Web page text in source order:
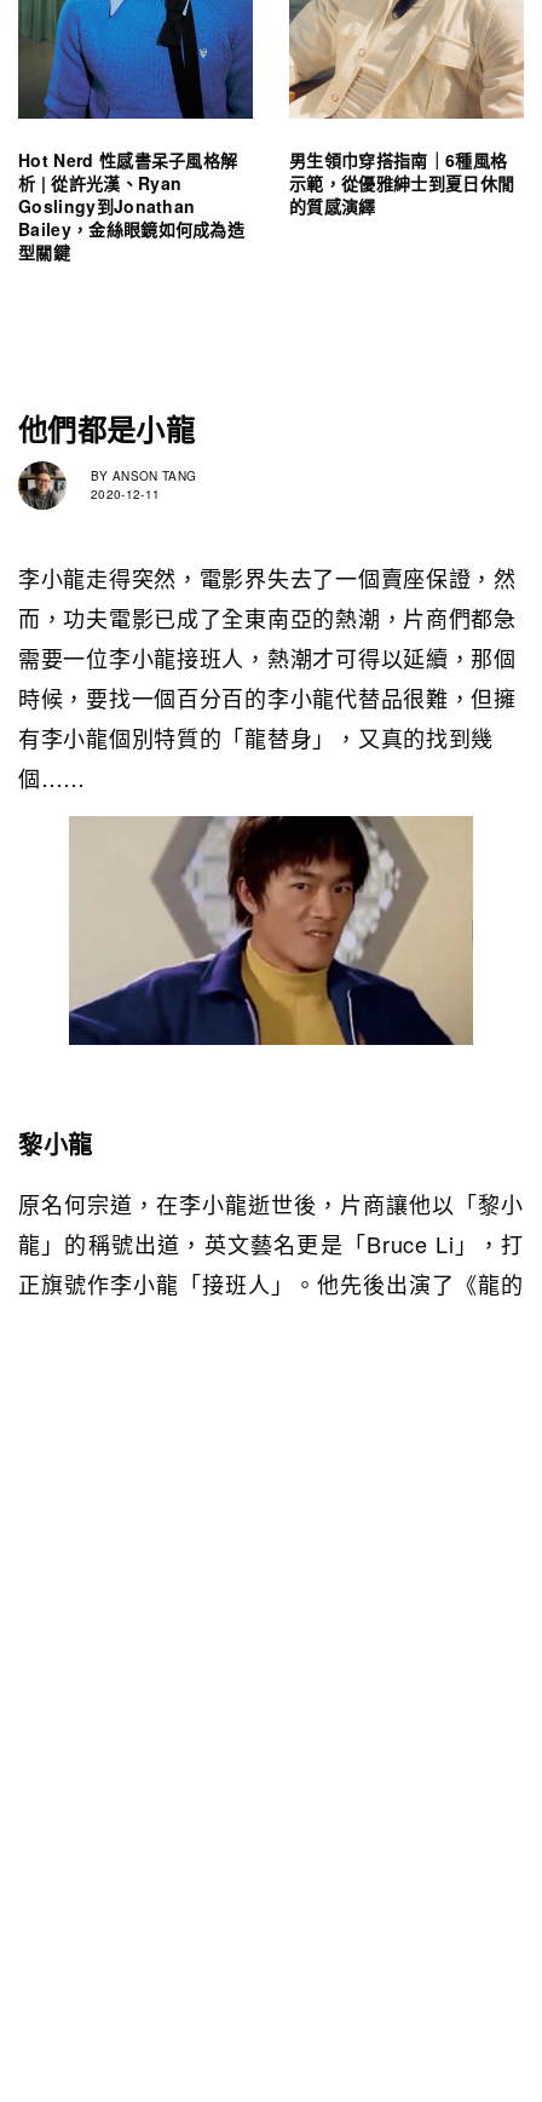
Hot Nerd 性感書呆子風格解
析 | 從許光漢、Ryan
Goslingy到Jonathan
Bailey，金絲眼鏡如何成為造
型關鍵
男生領巾穿搭指南｜6種風格
示範，從優雅紳士到夏日休閒
的質感演繹
他們都是小龍
BY ANSON TANG
2020-12-11
李小龍走得突然，電影界失去了一個賣座保證，然
而，功夫電影已成了全東南亞的熱潮，片商們都急
需要一位李小龍接班人，熱潮才可得以延續，那個
時候，要找一個百分百的李小龍代替品很難，但擁
有李小龍個別特質的「龍替身」，又真的找到幾
個……
黎小龍
原名何宗道，在李小龍逝世後，片商讓他以「黎小
龍」的稱號出道，英文藝名更是「Bruce Li」，打
正旗號作李小龍「接班人」。他先後出演了《龍的